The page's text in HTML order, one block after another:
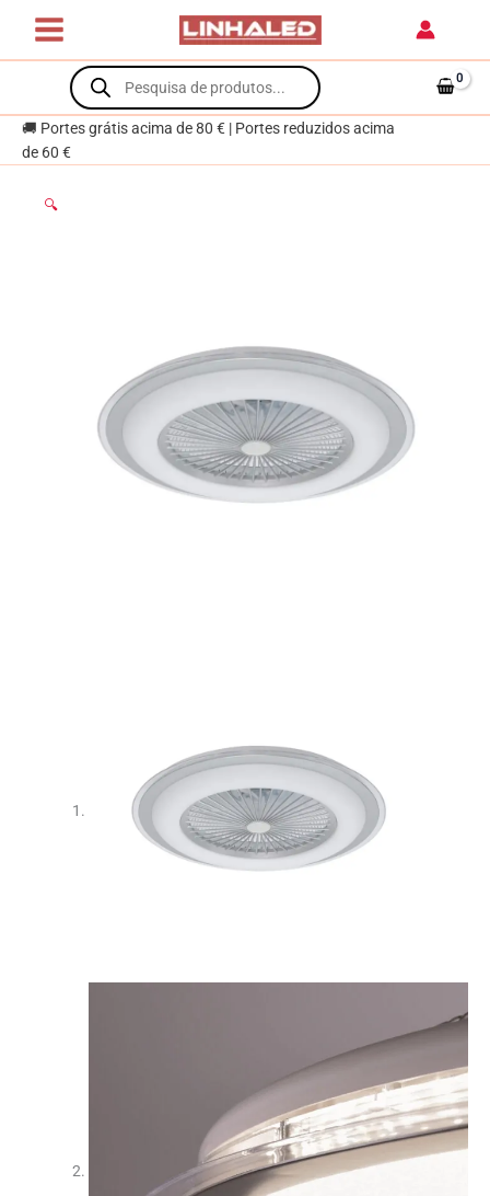
content
Products
search
🚚 Portes grátis acima de 80 € | Portes reduzidos acima
de 60 €
🔍